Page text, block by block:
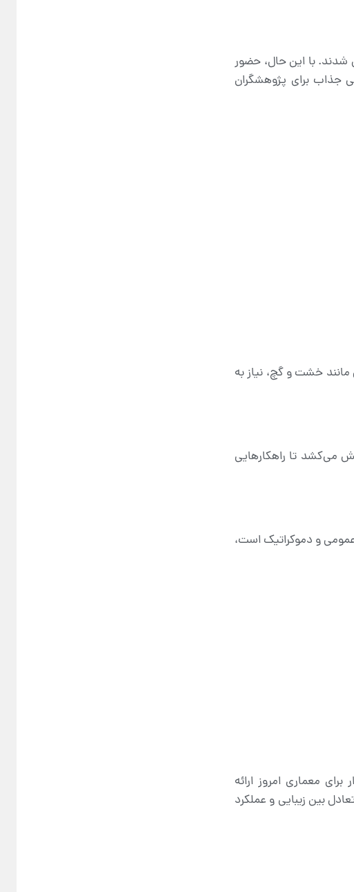
شدند. با این حال، حضور
جذاب برای پژوهشگران
خشت و گچ، نیاز به
می‌کشد تا راهکارهایی
عمومی و دموکراتیک است،
معماری امروز ارائه
بین زیبایی و عملکرد